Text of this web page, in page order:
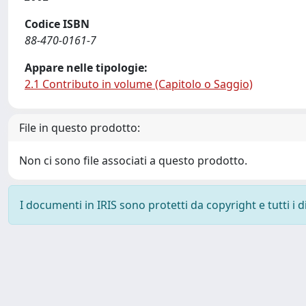
Codice ISBN
88-470-0161-7
Appare nelle tipologie:
2.1 Contributo in volume (Capitolo o Saggio)
File in questo prodotto:
Non ci sono file associati a questo prodotto.
I documenti in IRIS sono protetti da copyright e tutti i